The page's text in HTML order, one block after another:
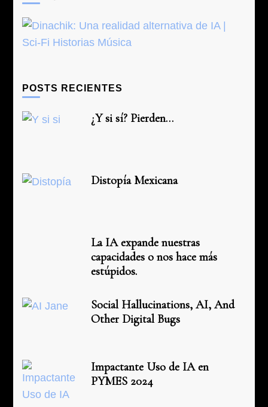
POSTS RECIENTES
¿Y si sí? Pierden…
Distopía Mexicana
La IA expande nuestras
capacidades o nos hace más
estúpidos.
Social Hallucinations, AI, And
Other Digital Bugs
Impactante Uso de IA en
PYMES 2024